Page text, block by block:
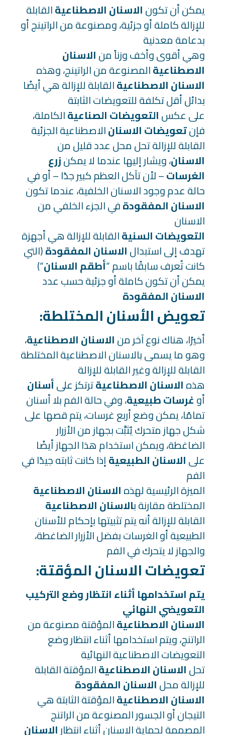
يمكن أن تكونالاسنان الاصطناعيةالقابلة
للإزالة كاملة أو جزئية، ومصنوعة من الراتينج أو
بدعامة معدنية
وهي أقوى وأخف وزناً منالاسنان
الاصطناعيةالمصنوعة من الراتينج، وهذه
الاسنان الاصطناعيةالقابلة للإزالة هي أيضًا
بدائل أقل تكلفة للتعويضات الثابتة
على عكسالتعويضات الصناعيةالكاملة،
فإنتعويضات الاسنانالاصطناعية الجزئية
القابلة للإزالة تحل محل عدد قليل من
الاسنان، ويشار إليها عندما لا يمكنزرع
الغرسات– لأن تآكل العظم كبير جدًا – أو في
حالة عدم وجود الاسنان الخلفية، عندما تكون
الاسنان المفقودةفي الجزء الخلفي من
الاسنان
التعويضات السنيةالقابلة للإزالة هي أجهزة
تهدف إلى استبدالالاسنان المفقودة(التي
كانت تُعرف سابقًا باسم “أطقم الاسنان“)
يمكن أن تكون كاملة أو جزئية حسب عدد
الاسنان المفقودة
:تعويض الأسنان المختلطة
أخيرًا، هناك نوع آخر منالاسنان الاصطناعية،
وهو ما يسمى بالاسنان الاصطناعية المختلطة
القابلة للإزالة وغير القابلة للإزالة
هذهالاسنان الاصطناعيةترتكز علىأسنان
أوغرسات طبيعية، وفي حالة الفم بلا أسنان
تمامًا، يمكن وضع أربع غرسات، يتم قصها على
شكل جهاز متحرك يُثبَّت بجهاز من الأزرار
الضاغطة، ويمكن استخدام هذا الجهاز أيضًا
علىالاسنان الطبيعيةإذا كانت ثابته جيدًا في
الفم
الميزة الرئيسية لهذهالاسنان الاصطناعية
المختلطة مقارنة بالاسنان الاصطناعية
القابلة للإزالة أنه يتم تثبيتها بإحكام للأسنان
الطبيعية أو الغرسات بفضل الأزرار الضاغطة،
والجهاز لا يتحرك في الفم
:تعويضات الاسنان المؤقتة
يتم استخدامها أثناء انتظار وضع التركيب
التعويضي النهائي
الاسنان الاصطناعيةالمؤقتة مصنوعة من
الراتنج، ويتم استخدامها أثناء انتظار وضع
التعويضات الاصطناعية النهائية
تحلالاسنان الاصطناعيةالمؤقتة القابلة
للإزالة محلالاسنان المفقودة
الاسنان الاصطناعيةالمؤقتة الثابتة هي
التيجان أو الجسور المصنوعة من الراتنج
المصممة لحماية الاسنان أثناء انتظارالاسنان